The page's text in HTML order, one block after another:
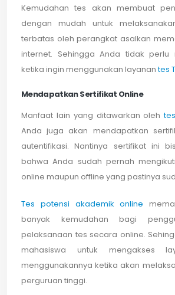
Kemudahan tes akan membuat
dengan mudah untuk
terbatas oleh perangkat asalkan
internet. Sehingga Anda tidak perlu
ketika ingin menggunakan layanantes
Mendapatkan Sertifikat Online
Manfaat lain yang ditawarkan oleh
Anda juga akan mendapatkan
autentifikasi. Nantinya sertifikat ini
bahwa Anda sudah pernah
online maupun offline yang pastinya
Tes potensi akademik online
banyak kemudahan bagi
pelaksanaan tes secara online.
mahasiswa untuk mengakses
menggunakannya ketika akan
perguruan tinggi.